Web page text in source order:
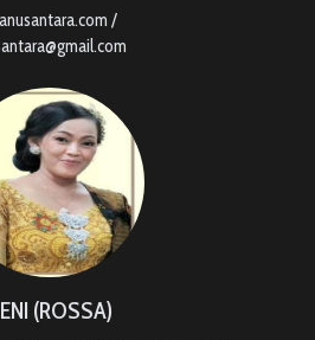
/
(ROSSA)